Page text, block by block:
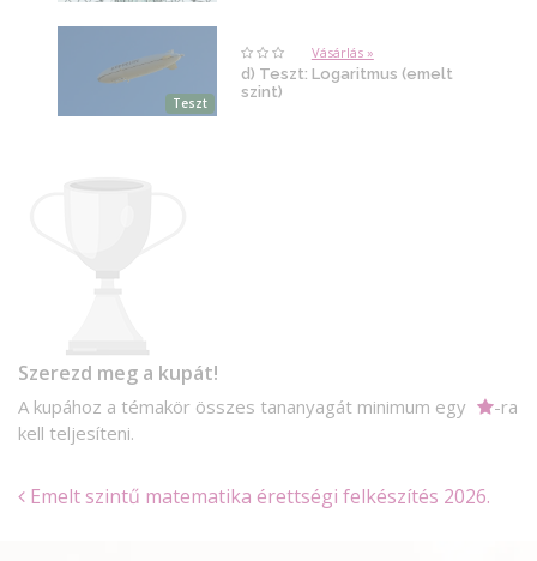
Teszt
Vásárlás »
d) Teszt: Logaritmus (emelt
szint)
Szerezd meg a kupát!
A kupához a témakör összes tananyagát minimum egy
-ra
kell teljesíteni.
Emelt szintű matematika érettségi felkészítés 2026.